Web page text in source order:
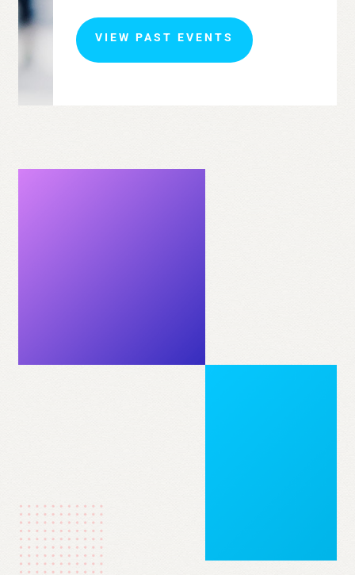
VIEW PAST EVENTS